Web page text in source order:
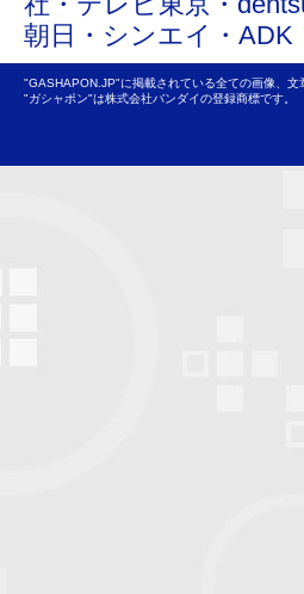
朝日・シンエイ・ADK
"GASHAPON.JP"に掲載されている全ての画像、
"ガシャポン"は株式会社バンダイの登録商標です。